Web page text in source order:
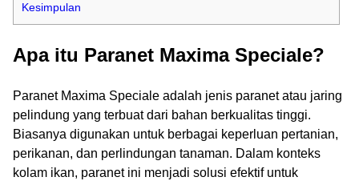
Kesimpulan
Apa itu Paranet Maxima Speciale?
Paranet Maxima Speciale adalah jenis paranet atau jaring
pelindung yang terbuat dari bahan berkualitas tinggi.
Biasanya digunakan untuk berbagai keperluan pertanian,
perikanan, dan perlindungan tanaman. Dalam konteks
kolam ikan, paranet ini menjadi solusi efektif untuk